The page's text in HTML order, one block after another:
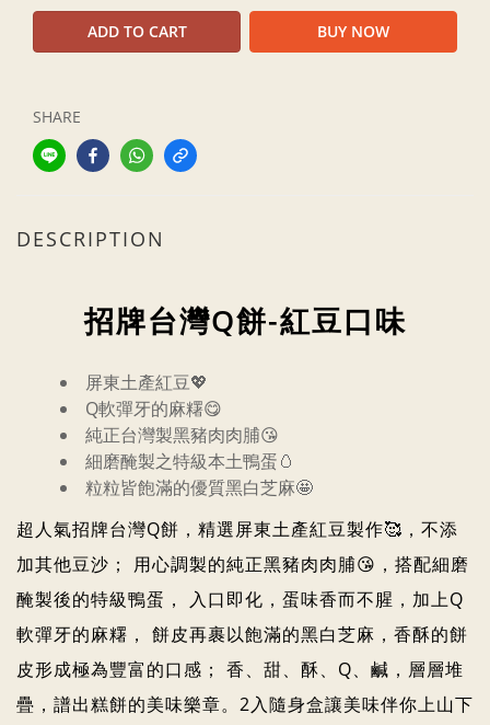
ADD TO CART BUY NOW
SHARE
DESCRIPTION
招牌台灣Q餅-紅豆口味
屏東土產紅豆💖
Q軟彈牙的麻糬😋
純正台灣製黑豬肉肉脯😘
細磨醃製之特級本土鴨蛋🥚
粒粒皆飽滿的優質黑白芝麻🤩
超人氣招牌台灣Q餅，精選屏東土產紅豆製作🥰，不添
加其他豆沙； 用心調製的純正黑豬肉肉脯😘，搭配細磨
醃製後的特級鴨蛋， 入口即化，蛋味香而不腥，加上Q
軟彈牙的麻糬， 餅皮再裹以飽滿的黑白芝麻，香酥的餅
皮形成極為豐富的口感； 香、甜、酥、Q、鹹，層層堆
疊，譜出糕餅的美味樂章。2入隨身盒讓美味伴你上山下